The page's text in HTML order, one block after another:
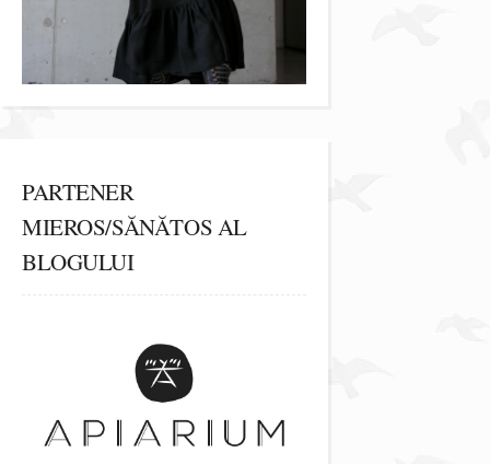
PARTENER
MIEROS/SĂNĂTOS AL
BLOGULUI